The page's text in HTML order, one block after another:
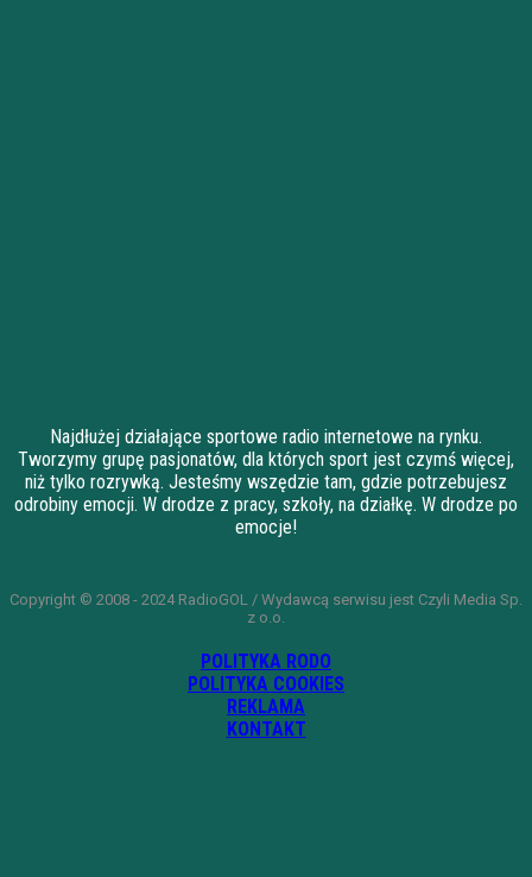
Najdłużej działające sportowe radio internetowe na rynku.
Tworzymy grupę pasjonatów, dla których sport jest czymś więcej,
niż tylko rozrywką. Jesteśmy wszędzie tam, gdzie potrzebujesz
odrobiny emocji. W drodze z pracy, szkoły, na działkę. W drodze po
emocje!
Copyright © 2008 - 2024 RadioGOL / Wydawcą serwisu jest Czyli Media Sp.
z o.o.
POLITYKA RODO
POLITYKA COOKIES
REKLAMA
KONTAKT